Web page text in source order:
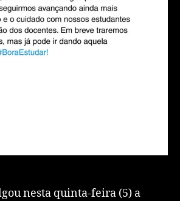
nesta quinta-feira (5) a